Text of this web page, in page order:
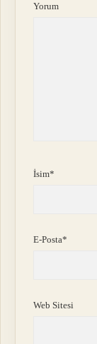
Yorum
İsim*
E-Posta*
Web Sitesi